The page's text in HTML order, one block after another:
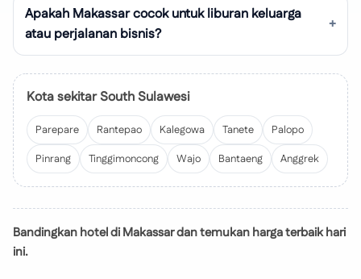
Apakah Makassar cocok untuk liburan keluarga
atau perjalanan bisnis?
Kota sekitar South Sulawesi
Parepare Rantepao Kalegowa Tanete
Palopo
Pinrang
Tinggimoncong Wajo Bantaeng Anggrek
Bandingkan hotel di Makassar dan temukan harga terbaik hari
ini.